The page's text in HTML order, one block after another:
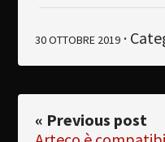
30 OTTOBRE 2019·
« Previous post